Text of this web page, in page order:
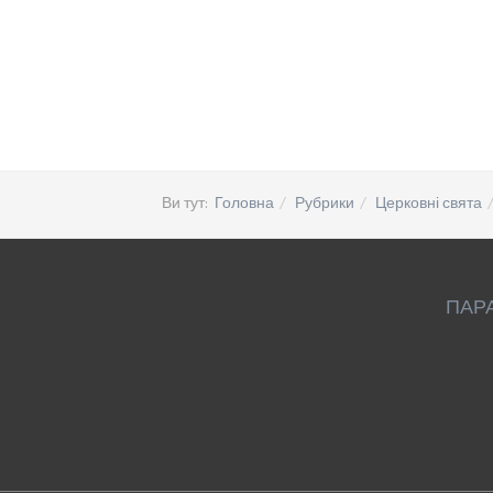
Ви тут: Головна Рубрики Церковні свята